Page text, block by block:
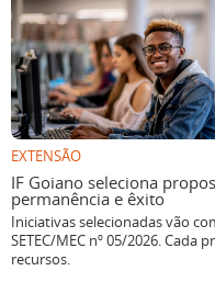
EXTENSÃO
IF Goiano seleciona
permanência e êxito
Iniciativas selecionadas vão
SETEC/MEC nº 05/2026.
recursos.